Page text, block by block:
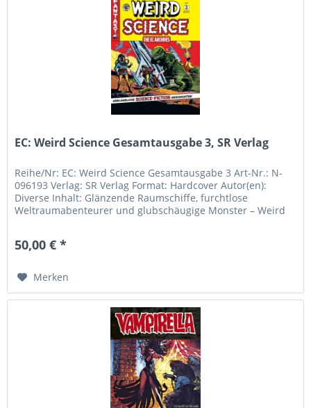
EC: Weird Science Gesamtausgabe 3, SR Verlag
Reihe/Nr: EC: Weird Science Gesamtausgabe 3 Art-Nr.: N-
096193 Verlag: SR Verlag Format: Hardcover Autor(en):
Diverse Inhalt: Glänzende Raumschiffe, furchtlose
Weltraumabenteurer und glubschäugige Monster – Weird
50,00 € *
Merken